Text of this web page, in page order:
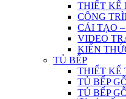
THIẾT KẾ
CÔNG
CẢI TẠO
VIDEO
KIẾN
TỦ BẾP
THIẾT KẾ
TỦ BẾP
TỦ BẾP